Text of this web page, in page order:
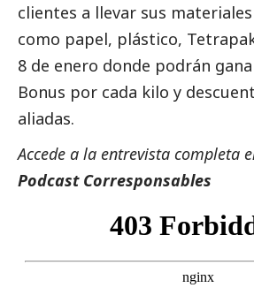
clientes a llevar sus
como papel, plástico,
8 de enero donde podrán
Bonus por cada kilo y
aliadas.
Accede a la entrevista completa
Podcast Corresponsables